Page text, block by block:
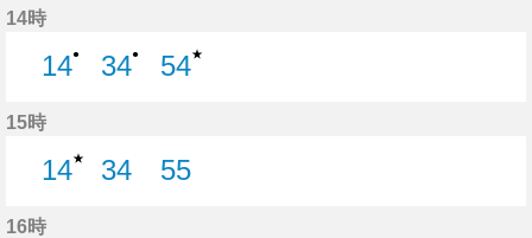
14時
14●
34●
54★
15時
14★
34
55
16時